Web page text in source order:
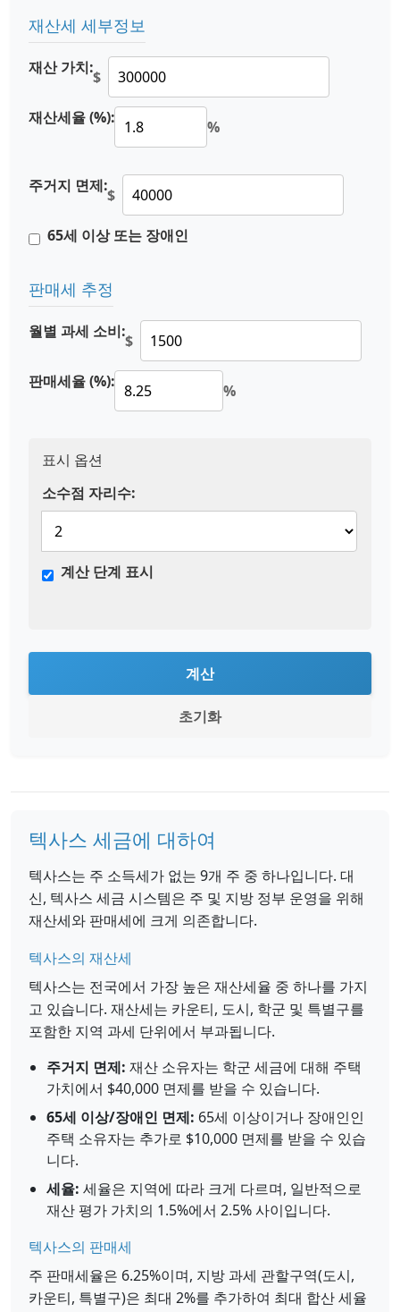
재산세 세부정보
재산 가치:$
재산세율 (%): %
주거지 면제:$
65세 이상 또는 장애인
판매세 추정
월별 과세 소비:$
판매세율 (%): %
표시 옵션
소수점 자리수:
계산 단계 표시
계산
초기화
텍사스 세금에 대하여
텍사스는 주 소득세가 없는 9개 주 중 하나입니다. 대
신, 텍사스 세금 시스템은 주 및 지방 정부 운영을 위해
재산세와 판매세에 크게 의존합니다.
텍사스의 재산세
텍사스는 전국에서 가장 높은 재산세율 중 하나를 가지
고 있습니다. 재산세는 카운티, 도시, 학군 및 특별구를
포함한 지역 과세 단위에서 부과됩니다.
주거지 면제: 재산 소유자는 학군 세금에 대해 주택
가치에서 $40,000 면제를 받을 수 있습니다.
65세 이상/장애인 면제: 65세 이상이거나 장애인인
주택 소유자는 추가로 $10,000 면제를 받을 수 있습
니다.
세율: 세율은 지역에 따라 크게 다르며, 일반적으로
재산 평가 가치의 1.5%에서 2.5% 사이입니다.
텍사스의 판매세
주 판매세율은 6.25%이며, 지방 과세 관할구역(도시,
카운티, 특별구)은 최대 2%를 추가하여 최대 합산 세율